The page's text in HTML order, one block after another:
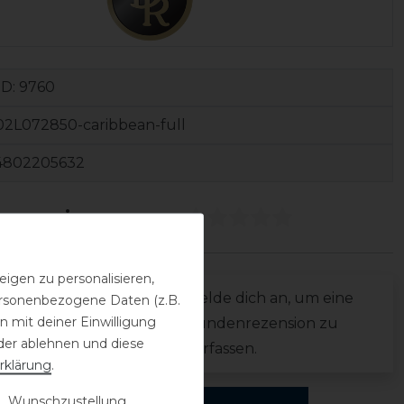
9760
caribbean-full
(0)
0
0
0
Melde dich an, um eine
Kundenrezension zu
verfassen.
zu personalisieren,
Daten (z.B.
mit deiner Einwilligung
ablehnen und diese
.
Wunschzustellung